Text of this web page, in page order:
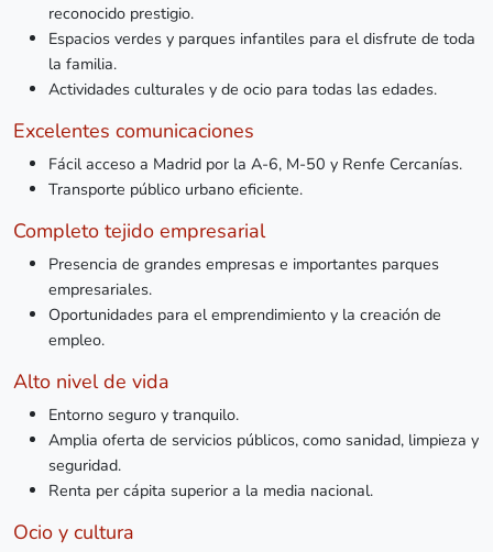
reconocido prestigio.
Espacios verdes y parques infantiles para el disfrute de toda
la familia.
Actividades culturales y de ocio para todas las edades.
Excelentes comunicaciones
Fácil acceso a Madrid por la A-6, M-50 y Renfe Cercanías.
Transporte público urbano eficiente.
Completo tejido empresarial
Presencia de grandes empresas e importantes parques
empresariales.
Oportunidades para el emprendimiento y la creación de
empleo.
Alto nivel de vida
Entorno seguro y tranquilo.
Amplia oferta de servicios públicos, como sanidad, limpieza y
seguridad.
Renta per cápita superior a la media nacional.
Ocio y cultura